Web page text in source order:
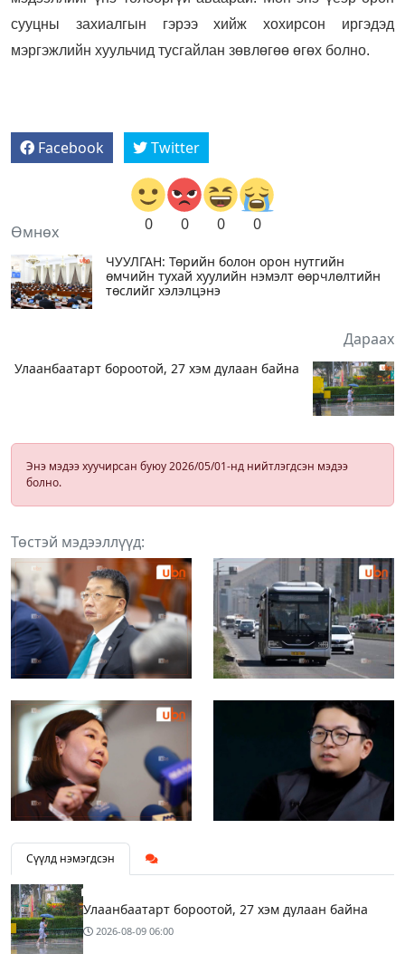
сууцны захиалгын гэрээ хийж хохирсон иргэдэд
мэргэжлийн хуульчид тусгайлан зөвлөгөө өгөх болно.
Facebook Twitter
0 0 0 0
Өмнөх
ЧУУЛГАН: Төрийн болон орон нутгийн
өмчийн тухай хуулийн нэмэлт өөрчлөлтийн
төслийг хэлэлцэнэ
Дараах
Улаанбаатарт бороотой, 27 хэм дулаан байна
Энэ мэдээ хуучирсан буюу 2026/05/01-нд нийтлэгдсэн мэдээ
болно.
Төстэй мэдээллүүд:
Сүүлд нэмэгдсэн
Улаанбаатарт бороотой, 27 хэм дулаан байна
2026-08-09 06:00